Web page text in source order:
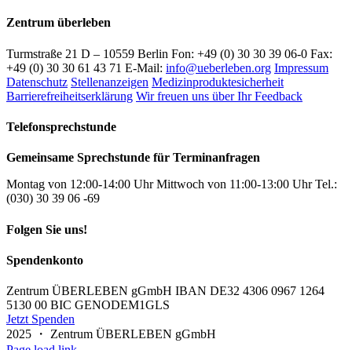
Zentrum überleben
Turmstraße 21 D – 10559 Berlin Fon: +49 (0) 30 30 39 06-0 Fax:
+49 (0) 30 30 61 43 71 E-Mail: info@ueberleben.org Impressum
Datenschutz Stellenanzeigen Medizinproduktesicherheit
Barrierefreiheitserklärung Wir freuen uns über Ihr Feedback
Telefonsprechstunde
Gemeinsame Sprechstunde für Terminanfragen
Montag von 12:00-14:00 Uhr Mittwoch von 11:00-13:00 Uhr Tel.:
(030) 30 39 06 -69
Folgen Sie uns!
Spendenkonto
Zentrum ÜBERLEBEN gGmbH IBAN DE32 4306 0967 1264
5130 00 BIC GENODEM1GLS
Jetzt Spenden
2025 ・ Zentrum ÜBERLEBEN gGmbH